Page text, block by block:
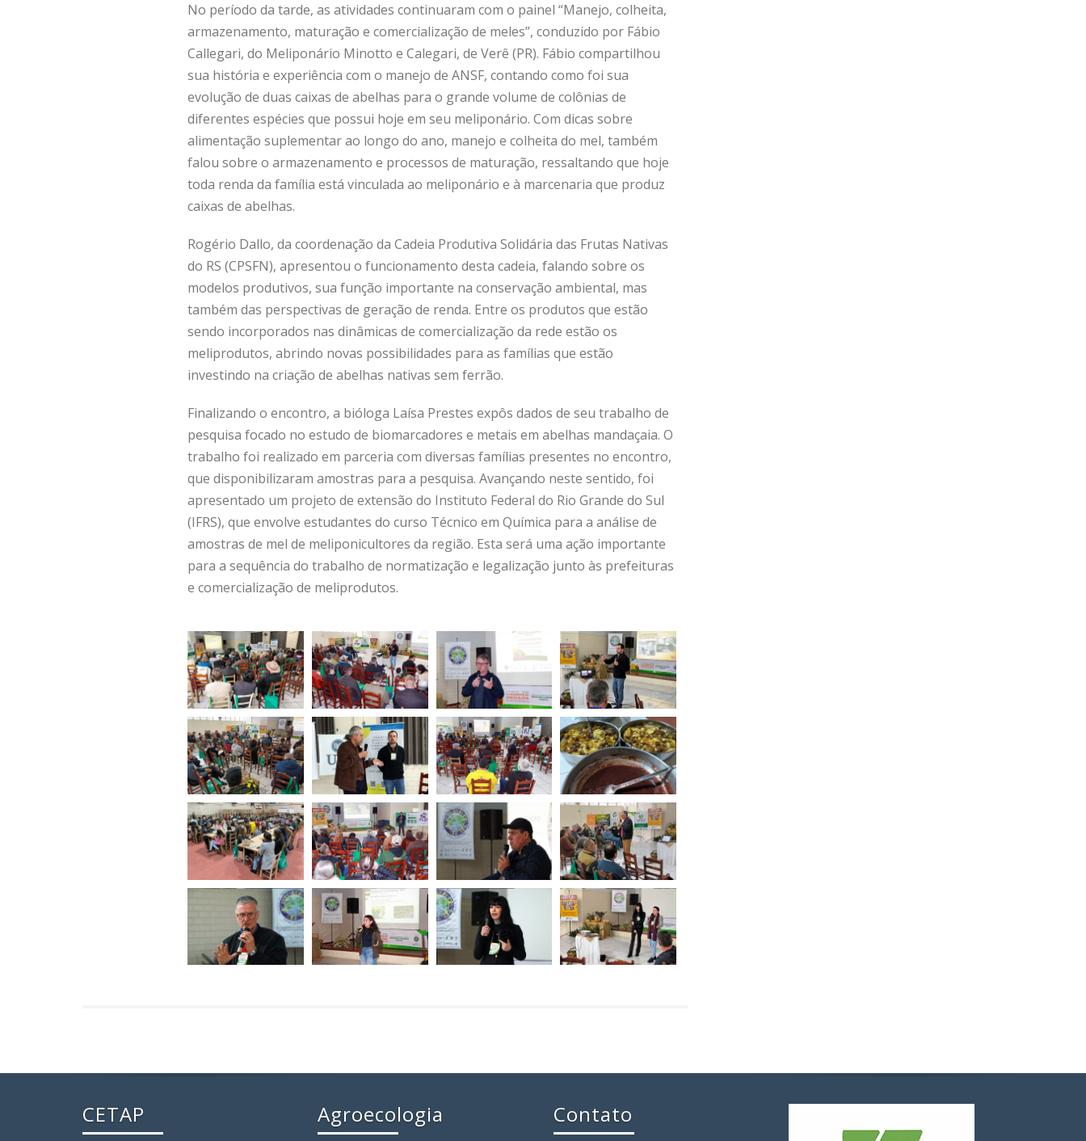
No período da tarde, as atividades continuaram com o painel “Manejo, colheita,
armazenamento, maturação e comercialização de meles”, conduzido por Fábio
Callegari, do Meliponário Minotto e Calegari, de Verê (PR). Fábio compartilhou
sua história e experiência com o manejo de ANSF, contando como foi sua
evolução de duas caixas de abelhas para o grande volume de colônias de
diferentes espécies que possui hoje em seu meliponário. Com dicas sobre
alimentação suplementar ao longo do ano, manejo e colheita do mel, também
falou sobre o armazenamento e processos de maturação, ressaltando que hoje
toda renda da família está vinculada ao meliponário e à marcenaria que produz
caixas de abelhas.
Rogério Dallo, da coordenação da Cadeia Produtiva Solidária das Frutas Nativas
do RS (CPSFN), apresentou o funcionamento desta cadeia, falando sobre os
modelos produtivos, sua função importante na conservação ambiental, mas
também das perspectivas de geração de renda. Entre os produtos que estão
sendo incorporados nas dinâmicas de comercialização da rede estão os
meliprodutos, abrindo novas possibilidades para as famílias que estão
investindo na criação de abelhas nativas sem ferrão.
Finalizando o encontro, a bióloga Laísa Prestes expôs dados de seu trabalho de
pesquisa focado no estudo de biomarcadores e metais em abelhas mandaçaia. O
trabalho foi realizado em parceria com diversas famílias presentes no encontro,
que disponibilizaram amostras para a pesquisa. Avançando neste sentido, foi
apresentado um projeto de extensão do Instituto Federal do Rio Grande do Sul
(IFRS), que envolve estudantes do curso Técnico em Química para a análise de
amostras de mel de meliponicultores da região. Esta será uma ação importante
para a sequência do trabalho de normatização e legalização junto às prefeituras
e comercialização de meliprodutos.
CETAP Agroecologia Contato